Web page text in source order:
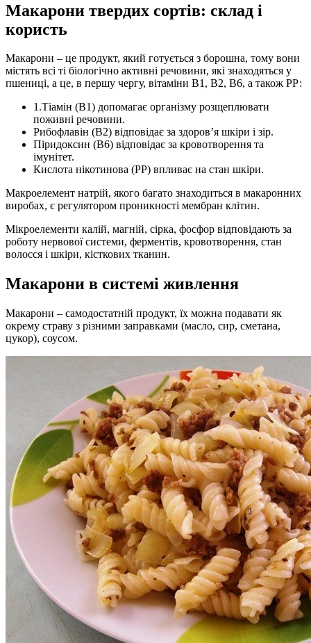
Макарони твердих сортів: склад і
користь
Макарони – це продукт, який готується з борошна, тому вони
містять всі ті біологічно активні речовини, які знаходяться у
пшениці, а це, в першу чергу, вітаміни В1, В2, В6, а також РР:
1.Тіамін (В1) допомагає організму розщеплювати
поживні речовини.
Рибофлавін (В2) відповідає за здоров’я шкіри і зір.
Піридоксин (В6) відповідає за кровотворення та
імунітет.
Кислота нікотинова (РР) впливає на стан шкіри.
Макроелемент натрій, якого багато знаходиться в макаронних
виробах, є регулятором проникності мембран клітин.
Мікроелементи калій, магній, сірка, фосфор відповідають за
роботу нервової системи, ферментів, кровотворення, стан
волосся і шкіри, кісткових тканин.
Макарони в системі живлення
Макарони – самодостатній продукт, їх можна подавати як
окрему страву з різними заправками (масло, сир, сметана,
цукор), соусом.